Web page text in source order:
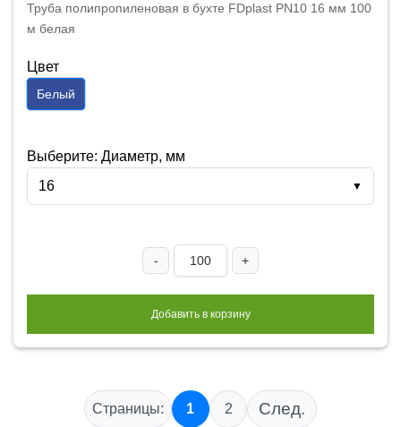
Труба полипропиленовая в бухте FDplast PN10 16 мм 100
м белая
Цвет
Белый
Выберите: Диаметр, мм
16
▼
- +
Добавить в корзину
Страницы: 1 2 След.